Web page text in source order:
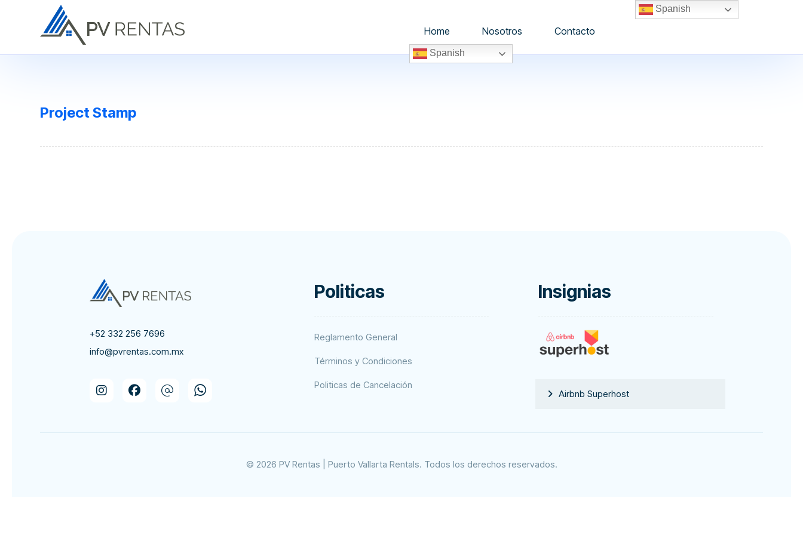
Home Nosotros Contacto
Spanish
Project Stamp
+52 332 256 7696
info@pvrentas.com.mx
Politicas
Reglamento General
Términos y Condiciones
Politicas de Cancelación
Insignias
Airbnb Superhost
© 2026 PV Rentas | Puerto Vallarta Rentals. Todos los derechos reservados.
Spanish